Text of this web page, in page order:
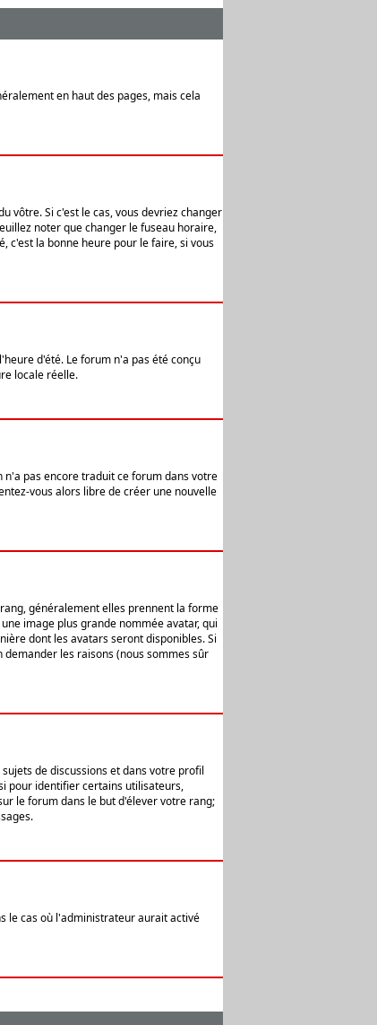
en haut des pages, mais cela
vôtre. Si c'est le cas, vous devriez changer
noter que changer le fuseau horaire,
c'est la bonne heure pour le faire, si vous
d'été. Le forum n'a pas été conçu
locale réelle.
pas encore traduit ce forum dans votre
vous alors libre de créer une nouvelle
généralement elles prennent la forme
image plus grande nommée avatar, qui
dont les avatars seront disponibles. Si
les raisons (nous sommes sûr
de discussions et dans votre profil
pour identifier certains utilisateurs,
le forum dans le but d'élever votre rang;
le cas où l'administrateur aurait activé